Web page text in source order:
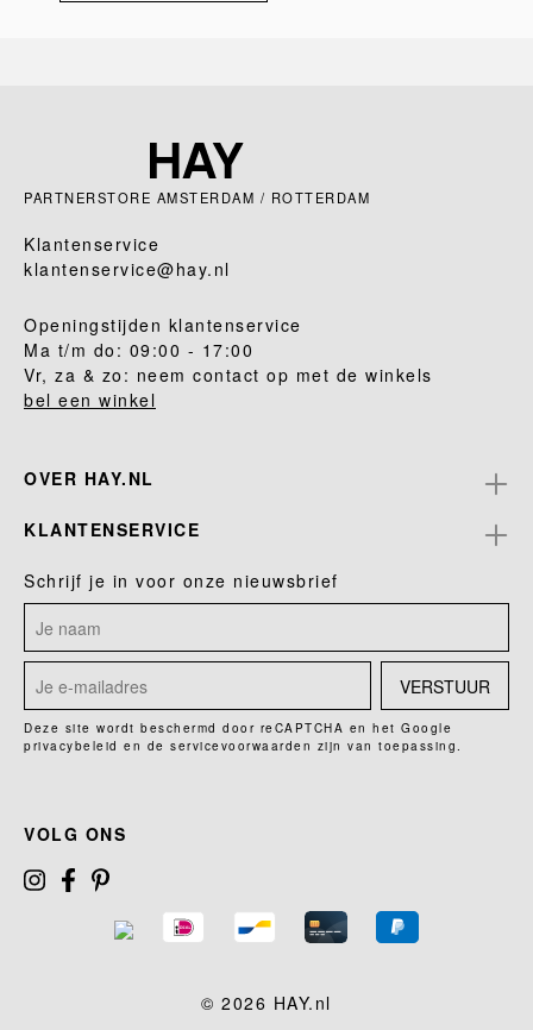
PARTNERSTORE AMSTERDAM / ROTTERDAM
Klantenservice
klantenservice@hay.nl
Openingstijden klantenservice
Ma t/m do: 09:00 - 17:00
Vr, za & zo: neem contact op met de winkels
bel een winkel
OVER HAY.NL
KLANTENSERVICE
Schrijf je in voor onze nieuwsbrief
VERSTUUR
Deze site wordt beschermd door reCAPTCHA en het Google
privacybeleid en de servicevoorwaarden zijn van toepassing.
VOLG ONS
© 2026 HAY.nl